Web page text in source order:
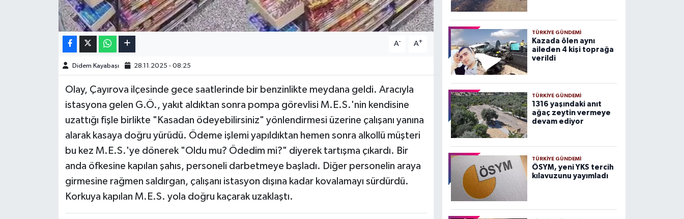
A- A+
Didem Kayabaşı 28.11.2025 - 08:25
Olay, Çayırova ilçesinde gece saatlerinde bir benzinlikte meydana geldi. Aracıyla
istasyona gelen G.Ö., yakıt aldıktan sonra pompa görevlisi M.E.S.'nin kendisine
uzattığı fişle birlikte "Kasadan ödeyebilirsiniz" yönlendirmesi üzerine çalışanı yanına
alarak kasaya doğru yürüdü. Ödeme işlemi yapıldıktan hemen sonra alkollü müşteri
bu kez M.E.S.'ye dönerek "Oldu mu? Ödedim mi?" diyerek tartışma çıkardı. Bir
anda öfkesine kapılan şahıs, personeli darbetmeye başladı. Diğer personelin araya
girmesine rağmen saldırgan, çalışanı istasyon dışına kadar kovalamayı sürdürdü.
Korkuya kapılan M.E.S. yola doğru kaçarak uzaklaştı.
TÜRKIYE GÜNDEMI
Kazada ölen aynı
aileden 4 kişi toprağa
verildi
TÜRKIYE GÜNDEMI
1316 yaşındaki anıt
ağaç zeytin vermeye
devam ediyor
TÜRKIYE GÜNDEMI
ÖSYM, yeni YKS tercih
kılavuzunu yayımladı